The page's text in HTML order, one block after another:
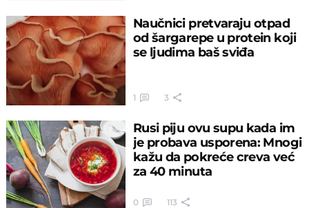
Naučnici pretvaraju otpad
od šargarepe u protein koji
se ljudima baš sviđa
1 3
Rusi piju ovu supu kada im
je probava usporena: Mnogi
kažu da pokreće creva već
za 40 minuta
0 113